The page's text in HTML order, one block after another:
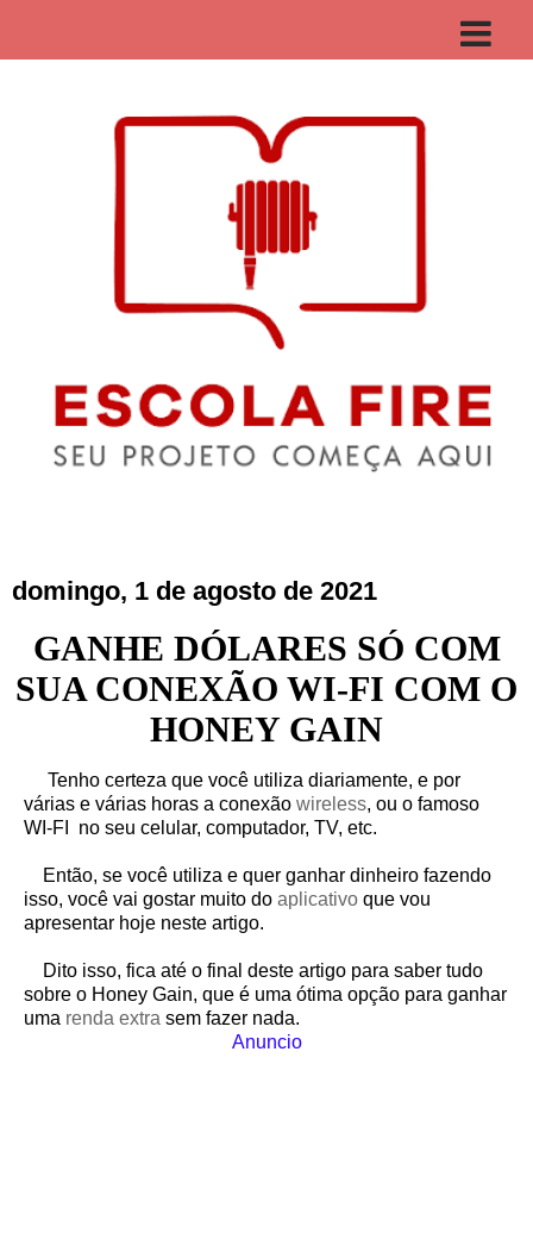
domingo, 1 de agosto de 2021
GANHE DÓLARES SÓ COM
SUA CONEXÃO WI-FI COM O
HONEY GAIN
Tenho certeza que você utiliza diariamente, e por
várias e várias horas a conexão wireless, ou o famoso
WI-FI no seu celular, computador, TV, etc.
Então, se você utiliza e quer ganhar dinheiro fazendo
isso, você vai gostar muito do aplicativo que vou
apresentar hoje neste artigo.
Dito isso, fica até o final deste artigo para saber tudo
sobre o Honey Gain, que é uma ótima opção para ganhar
uma renda extra sem fazer nada.
Anuncio